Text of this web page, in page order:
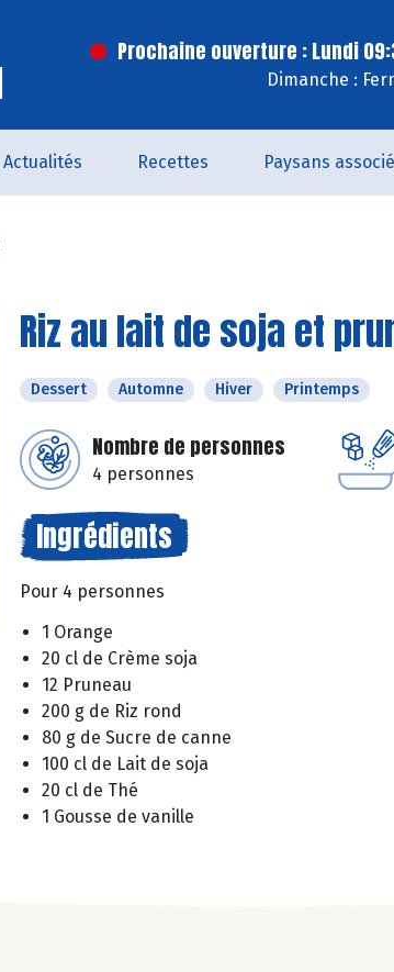
Prochaine ouverture : Lundi
Dimanche :
Actualités Recettes Paysans
Riz au lait de soja et
Dessert Automne Hiver Printemps
Nombre de personnes
4 personnes
Ingrédients
Pour 4 personnes
1 Orange
20 cl de Crème soja
12 Pruneau
200 g de Riz rond
80 g de Sucre de canne
100 cl de Lait de soja
20 cl de Thé
1 Gousse de vanille